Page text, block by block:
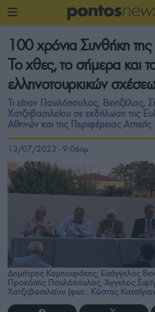
100 χρόνια Συνθήκη
Το χθες, το σήμερα και
ελληνοτουρκικών
Τι είπαν Παυλόπουλος, Βενιζέλος,
Χατζηβασιλείου σε εκδήλωση της
Αθηνών και της Περιφέρειας Αττικής
13/07/2023 - 9:06πμ
Δημήτρης Καμπουράκης, Ευάγγελος
Προκόπης Παυλόπουλος, Άγγελος
Χατζηβασιλείου (φωτ.: Κώστας